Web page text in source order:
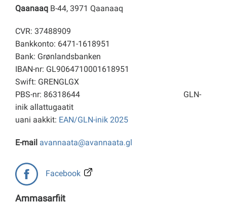
Qaanaaq B-44, 3971 Qaanaaq
CVR: 37488909
Bankkonto: 6471-1618951
Bank: Grønlandsbanken
IBAN-nr: GL9064710001618951
Swift: GRENGLGX
PBS-nr: 86318644 GLN-
inik allattugaatit
uani aakkit: EAN/GLN-inik 2025
E-mail avannaata@avannaata.gl
Facebook
Ammasarfiit